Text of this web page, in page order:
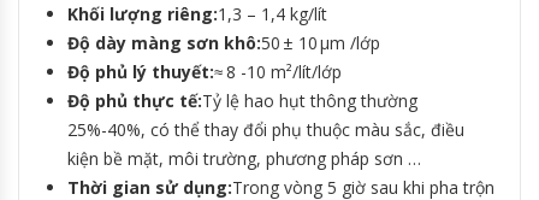
Khối lượng riêng:1,3 – 1,4 kg/lít
Độ dày màng sơn khô:50 ± 10 µm /lớp
Độ phủ lý thuyết:≈ 8 -10 m²/lít/lớp
Độ phủ thực tế:Tỷ lệ hao hụt thông thường
25%-40%, có thể thay đổi phụ thuộc màu sắc, điều
kiện bề mặt, môi trường, phương pháp sơn …
Thời gian sử dụng:Trong vòng 5 giờ sau khi pha trộn